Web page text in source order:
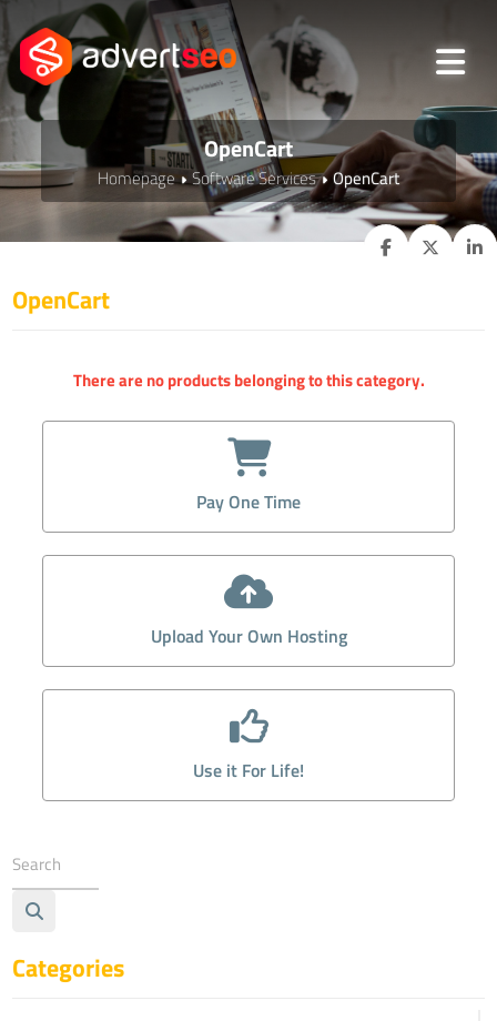
OpenCart
Homepage Software Services OpenCart
OpenCart
There are no products belonging to this category.
Pay One Time
Upload Your Own Hosting
Use it For Life!
Categories